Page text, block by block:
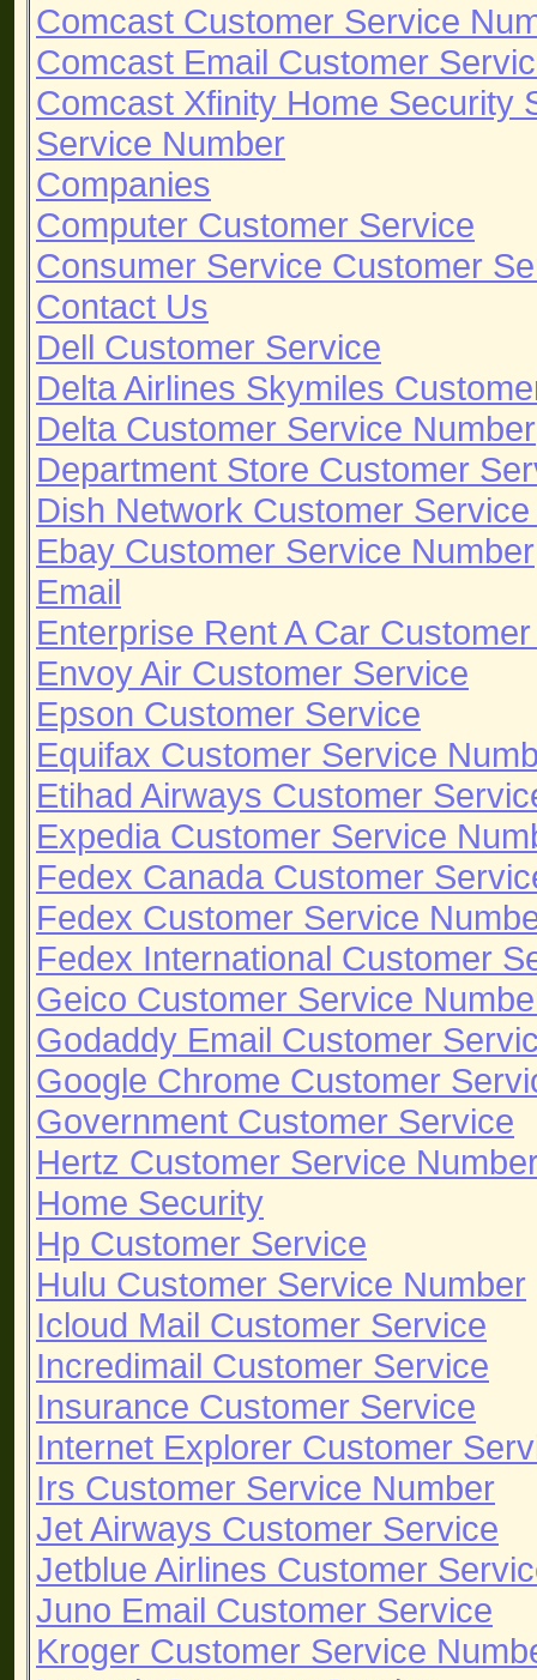
Comcast Customer Service
Comcast Email Customer
Comcast Xfinity Home Security
Service Number
Companies
Computer Customer Service
Consumer Service Customer
Contact Us
Dell Customer Service
Delta Airlines Skymiles
Delta Customer Service Number
Department Store Customer
Dish Network Customer
Ebay Customer Service Number
Email
Enterprise Rent A Car
Envoy Air Customer Service
Epson Customer Service
Equifax Customer Service
Etihad Airways Customer
Expedia Customer Service
Fedex Canada Customer
Fedex Customer Service
Fedex International Customer
Geico Customer Service
Godaddy Email Customer
Google Chrome Customer
Government Customer Service
Hertz Customer Service
Home Security
Hp Customer Service
Hulu Customer Service Number
Icloud Mail Customer Service
Incredimail Customer Service
Insurance Customer Service
Internet Explorer Customer
Irs Customer Service Number
Jet Airways Customer Service
Jetblue Airlines Customer
Juno Email Customer Service
Kroger Customer Service